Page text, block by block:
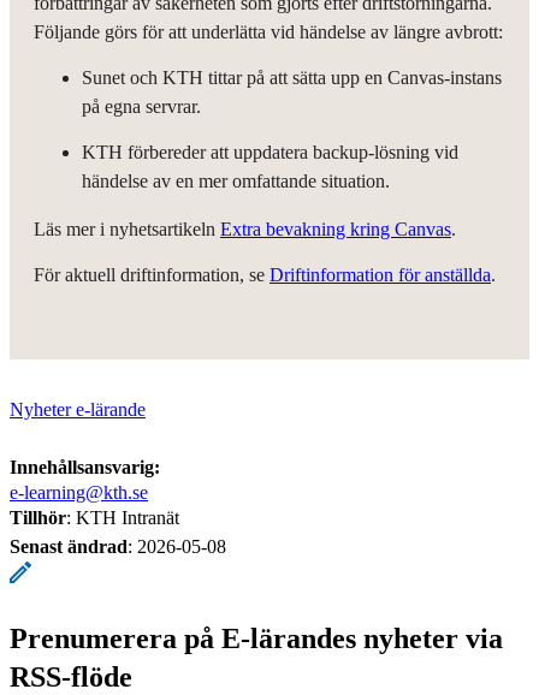
Följande görs för att underlätta vid händelse av längre avbrott:
Sunet och KTH tittar på att sätta upp en Canvas-instans
på egna servrar.
KTH förbereder att uppdatera backup-lösning vid
händelse av en mer omfattande situation.
Läs mer i nyhetsartikeln Extra bevakning kring Canvas.
För aktuell driftinformation, se Driftinformation för anställda.
Nyheter e-lärande
Innehållsansvarig:
e-learning@kth.se
Tillhör: KTH Intranät
Senast ändrad: 2026-05-08
Prenumerera på E-lärandes nyheter via
RSS-flöde